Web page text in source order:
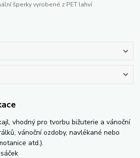
šperky vyrobené z PET lahví
vhodný pro tvorbu bižuterie a vánoční
vánoční ozdoby, navlékané nebo
atd.).